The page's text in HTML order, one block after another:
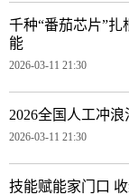
千种“番茄芯片”
能
2026-03-11 21:30
2026全国人工冲
2026-03-11 21:30
技能赋能家门口